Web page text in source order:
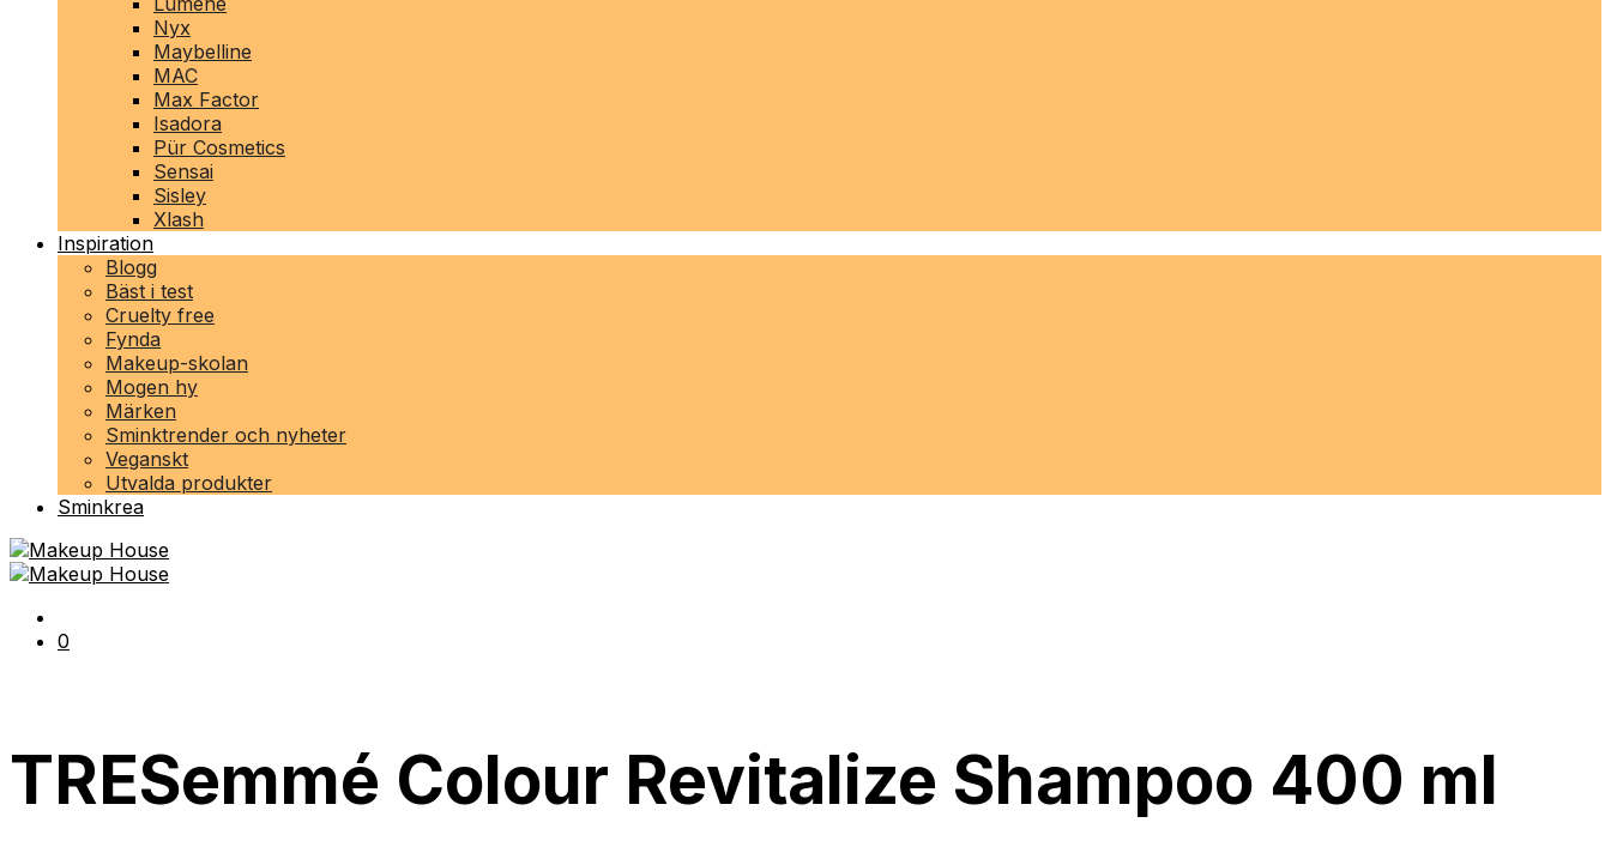
Nyx
Maybelline
MAC
Max Factor
Isadora
Pür Cosmetics
Sensai
Sisley
Xlash
Inspiration
Blogg
Bäst i test
Cruelty free
Fynda
Makeup-skolan
Mogen hy
Märken
Sminktrender och nyheter
Veganskt
Utvalda produkter
Sminkrea
0
TRESemmé Colour Revitalize Shampoo 400 ml